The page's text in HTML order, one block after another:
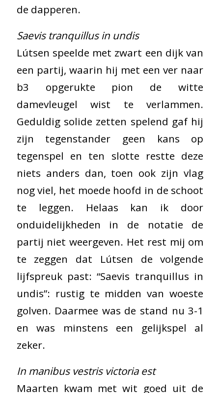
de dapperen.
Saevis tranquillus in undis
Lútsen speelde met zwart een dijk van
een partij, waarin hij met een ver naar
b3 opgerukte pion de witte
damevleugel wist te verlammen.
Geduldig solide zetten spelend gaf hij
zijn tegenstander geen kans op
tegenspel en ten slotte restte deze
niets anders dan, toen ook zijn vlag
nog viel, het moede hoofd in de schoot
te leggen. Helaas kan ik door
onduidelijkheden in de notatie de
partij niet weergeven. Het rest mij om
te zeggen dat Lútsen de volgende
lijfspreuk past: “Saevis tranquillus in
undis”: rustig te midden van woeste
golven. Daarmee was de stand nu 3-1
en was minstens een gelijkspel al
zeker.
In manibus vestris victoria est
Maarten kwam met wit goed uit de